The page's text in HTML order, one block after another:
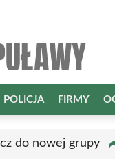
POLICJA FIRMY
do nowej grupy